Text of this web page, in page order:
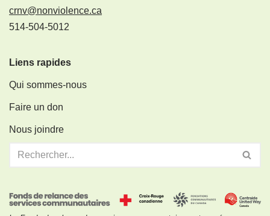
crnv@nonviolence.ca
514-504-5012
Liens rapides
Qui sommes-nous
Faire un don
Nous joindre